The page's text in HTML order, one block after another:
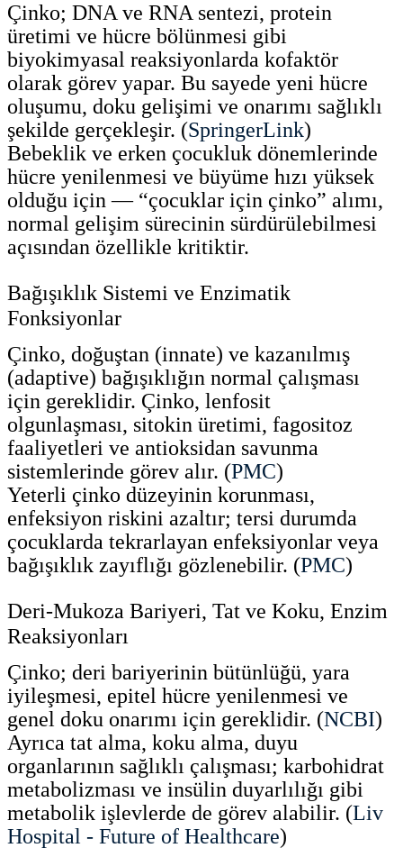
Çinko; DNA ve RNA sentezi, protein
üretimi ve hücre bölünmesi gibi
biyokimyasal reaksiyonlarda kofaktör
olarak görev yapar. Bu sayede yeni hücre
oluşumu, doku gelişimi ve onarımı sağlıklı
şekilde gerçekleşir. (SpringerLink)
Bebeklik ve erken çocukluk dönemlerinde
hücre yenilenmesi ve büyüme hızı yüksek
olduğu için — “çocuklar için çinko” alımı,
normal gelişim sürecinin sürdürülebilmesi
açısından özellikle kritiktir.
Bağışıklık Sistemi ve Enzimatik
Fonksiyonlar
Çinko, doğuştan (innate) ve kazanılmış
(adaptive) bağışıklığın normal çalışması
için gereklidir. Çinko, lenfosit
olgunlaşması, sitokin üretimi, fagositoz
faaliyetleri ve antioksidan savunma
sistemlerinde görev alır. (PMC)
Yeterli çinko düzeyinin korunması,
enfeksiyon riskini azaltır; tersi durumda
çocuklarda tekrarlayan enfeksiyonlar veya
bağışıklık zayıflığı gözlenebilir. (PMC)
Deri-Mukoza Bariyeri, Tat ve Koku, Enzim
Reaksiyonları
Çinko; deri bariyerinin bütünlüğü, yara
iyileşmesi, epitel hücre yenilenmesi ve
genel doku onarımı için gereklidir. (NCBI)
Ayrıca tat alma, koku alma, duyu
organlarının sağlıklı çalışması; karbohidrat
metabolizması ve insülin duyarlılığı gibi
metabolik işlevlerde de görev alabilir. (Liv
Hospital - Future of Healthcare)